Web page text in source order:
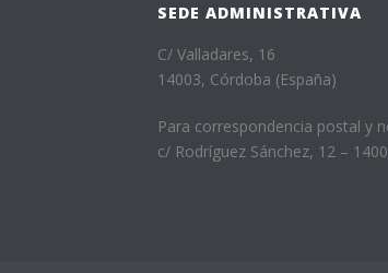
SEDE ADMINISTRATIVA
C/ Valladares, 16
14003, Córdoba (España)
Para correspondencia postal y
c/ Rodríguez Sánchez, 12 –